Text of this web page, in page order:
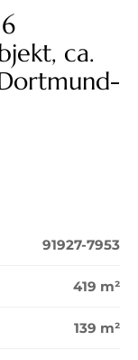
ca.
91927-7953
419 m²
139 m²